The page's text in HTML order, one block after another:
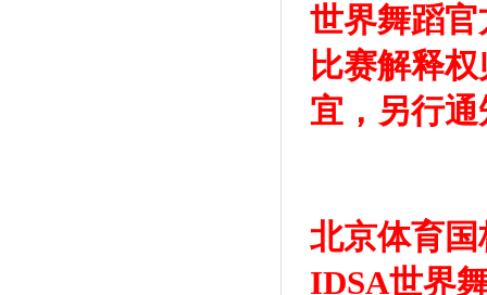
世界舞蹈官
比赛解释
宜，另行通
北京体育
IDSA世界